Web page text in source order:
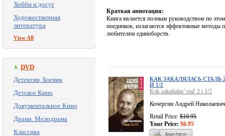
Хобби и досуг
Художественная
литература
View All
DVD
Детектив, Боевик
Детское Кино
Документальное Кино
Драма. Мелодрама
Классика
Краткая аннотация:
Книга является полным руководством по
поединков, излагаются эффективные методы
любителям единоборств.
КАК ЗАКАЛЯЛАСЬ СТАЛЬ
И 1/2
Kak zakalialas' stal' 2 i 1/2
Кочергин Андрей Николаевич
Retail Price: $10.95
Your Price: $6.95